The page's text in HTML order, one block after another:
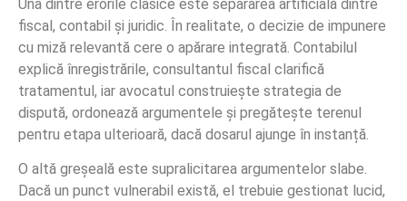
Una dintre erorile clasice este separarea artificială dintre
fiscal, contabil și juridic. În realitate, o decizie de impunere
cu miză relevantă cere o apărare integrată. Contabilul
explică înregistrările, consultantul fiscal clarifică
tratamentul, iar avocatul construiește strategia de
dispută, ordonează argumentele și pregătește terenul
pentru etapa ulterioară, dacă dosarul ajunge în instanță.
O altă greșeală este supralicitarea argumentelor slabe.
Dacă un punct vulnerabil există, el trebuie gestionat lucid,